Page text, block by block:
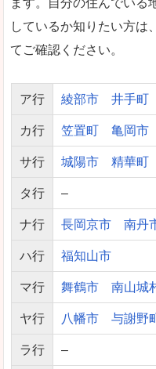
ます。自分の住んでいる
しているか知りたい方は
てご確認ください。
ア行 綾部市 井手町
カ行 笠置町 亀岡市
サ行 城陽市 精華町
タ行 –
ナ行 長岡京市 南丹
ハ行 福知山市
マ行 舞鶴市 南山城
ヤ行 八幡市 与謝野
ラ行 –